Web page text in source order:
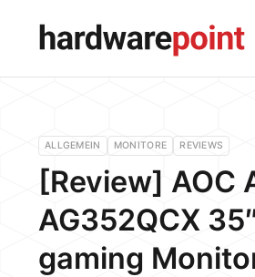
ALLGEMEIN MONITORE REVIEWS
[Review] AOC
AG352QCX
gaming